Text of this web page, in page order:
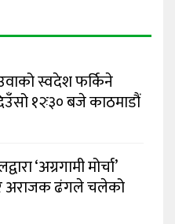
स्वदेश फर्किने
१२ः३० बजे काठमाडौं
‘अग्रगामी मोर्चा’
अराजक ढंगले चलेको